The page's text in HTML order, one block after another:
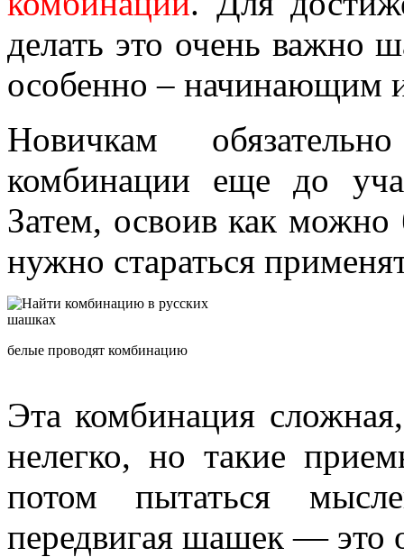
делать это очень важно
особенно – начинающим
Новичкам
комбинации еще до
Затем, освоив как
нужно стараться
белые проводят комбинацию
Эта комбинация
нелегко, но такие
потом пытаться
передвигая шашек — это